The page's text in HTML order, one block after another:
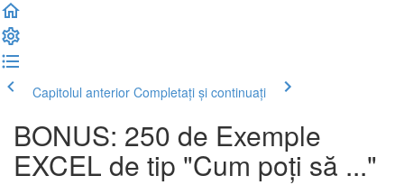
Capitolul anterior Completați și continuați
BONUS: 250 de Exemple
EXCEL de tip "Cum poți să ..."